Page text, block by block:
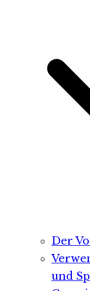
Der
und